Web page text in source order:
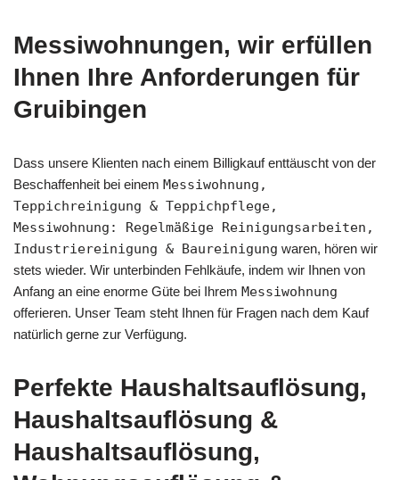
Messiwohnungen, wir erfüllen
Ihnen Ihre Anforderungen für
Gruibingen
Dass unsere Klienten nach einem Billigkauf enttäuscht von der
Beschaffenheit bei einem Messiwohnung,
Teppichreinigung & Teppichpflege,
Messiwohnung: Regelmäßige Reinigungsarbeiten,
Industriereinigung & Baureinigung waren, hören wir
stets wieder. Wir unterbinden Fehlkäufe, indem wir Ihnen von
Anfang an eine enorme Güte bei Ihrem Messiwohnung
offerieren. Unser Team steht Ihnen für Fragen nach dem Kauf
natürlich gerne zur Verfügung.
Perfekte Haushaltsauflösung,
Haushaltsauflösung &
Haushaltsauflösung,